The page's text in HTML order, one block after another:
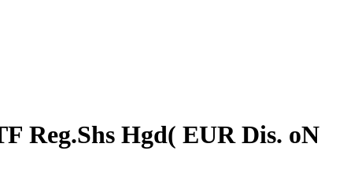
Reg.Shs Hgd( EUR Dis. oN